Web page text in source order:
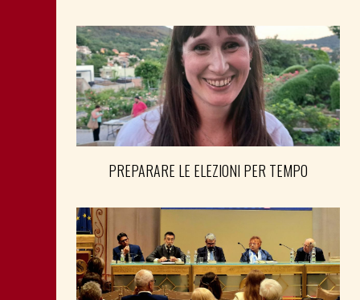
PREPARARE LE ELEZIONI PER TEMPO